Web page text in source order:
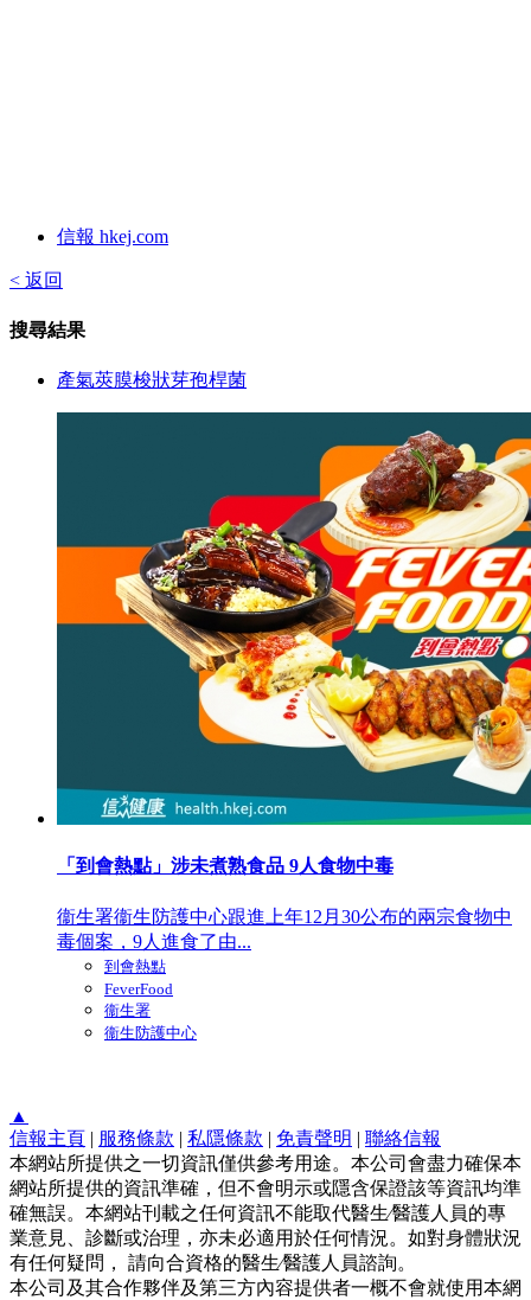
信報 hkej.com
< 返回
搜尋結果
產氣莢膜梭狀芽孢桿菌
「到會熱點」涉未煮熟食品 9人食物中毒
衞生署衞生防護中心跟進上年12月30公布的兩宗食物中
毒個案，9人進食了由...
到會熱點
FeverFood
衞生署
衞生防護中心
▲
信報主頁 | 服務條款 | 私隱條款 | 免責聲明 | 聯絡信報
本網站所提供之一切資訊僅供參考用途。本公司會盡力確保本
網站所提供的資訊準確，但不會明示或隱含保證該等資訊均準
確無誤。本網站刊載之任何資訊不能取代醫生∕醫護人員的專
業意見、診斷或治理，亦未必適用於任何情況。如對身體狀況
有任何疑問， 請向合資格的醫生∕醫護人員諮詢。
本公司及其合作夥伴及第三方內容提供者一概不會就使用本網